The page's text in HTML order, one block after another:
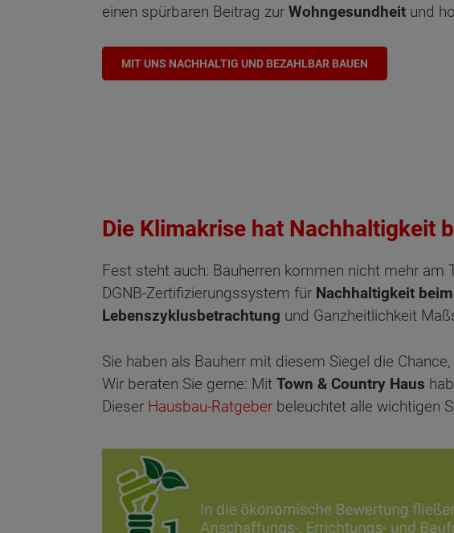
einen spürbaren Beitrag zur Wohngesundheit und
MIT UNS NACHHALTIG UND BEZAHLBAR BAUEN
Die Klimakrise hat Nachhaltigkeit
Fest steht auch: Bauherren kommen nicht mehr am
DGNB-Zertifizierungssystem für Nachhaltigkeit
Lebenszyklusbetrachtung und Ganzheitlichkeit
Sie haben als Bauherr mit diesem Siegel die
Wir beraten Sie gerne: Mit Town & Country Haus
Dieser Hausbau-Ratgeber beleuchtet alle wichtigen